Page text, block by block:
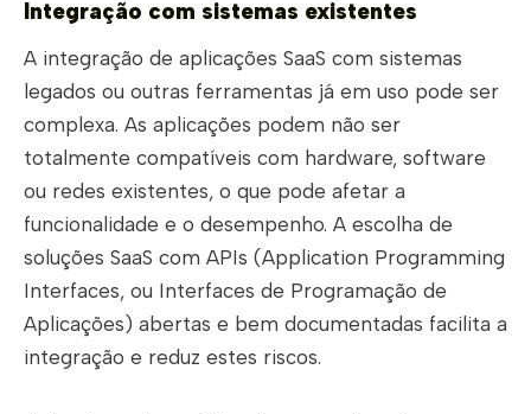
Integração com sistemas existentes
A integração de aplicações SaaS com sistemas
legados ou outras ferramentas já em uso pode ser
complexa. As aplicações podem não ser
totalmente compatíveis com hardware, software
ou redes existentes, o que pode afetar a
funcionalidade e o desempenho. A escolha de
soluções SaaS com APIs (Application Programming
Interfaces, ou Interfaces de Programação de
Aplicações) abertas e bem documentadas facilita a
integração e reduz estes riscos.